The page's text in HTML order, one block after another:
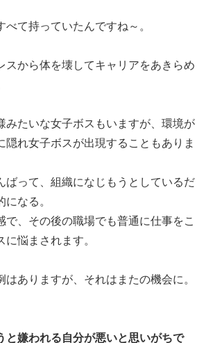
て持っていたんですね～。
スから体を壊してキャリアをあきらめ
みたいな女子ボスもいますが、環境が
隠れ女子ボスが出現することもありま
ばって、組織になじもうとしているだ
なる。
で、その後の職場でも普通に仕事をこ
悩まされます。
はありますが、それはまたの機会に。
と嫌われる自分が悪いと思いがちで